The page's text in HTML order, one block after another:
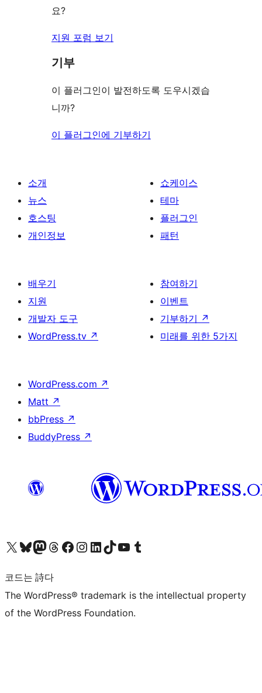
요?
지원 포럼 보기
기부
이 플러그인이 발전하도록 도우시겠습
니까?
이 플러그인에 기부하기
소개
뉴스
호스팅
개인정보
쇼케이스
테마
플러그인
패턴
배우기
지원
개발자 도구
WordPress.tv ↗
참여하기
이벤트
기부하기 ↗
미래를 위한 5가지
WordPress.com ↗
Matt ↗
bbPress ↗
BuddyPress ↗
X(이전 트위터) 계정 방문하기블루스카이 계정 방문하기마스토돈 계정 방문하기스레드 계정 방문하기 페이스북 페이지 방문하기인스타그램 계정 방문하기 LinkedIn 계정 방문하기틱톡 계정 방문하기유튜브 채널 방문하기 텀블러 계정 방문하기
코드는 詩다
The WordPress® trademark is the intellectual property
of the WordPress Foundation.